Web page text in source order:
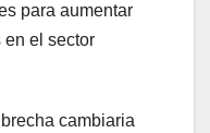
para aumentar
en el sector
cambiaria